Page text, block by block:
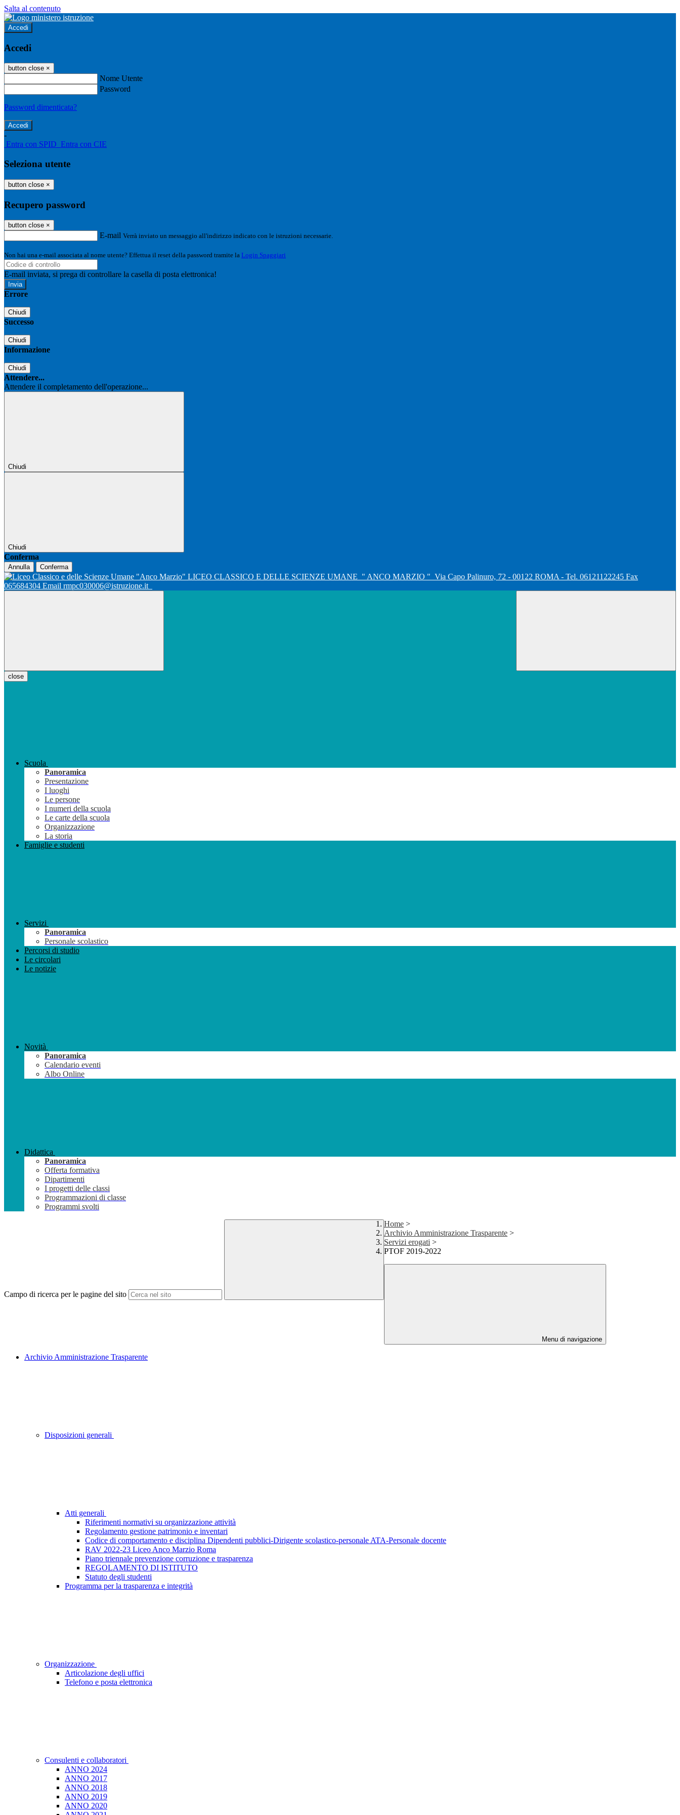
Salta al contenuto
Accedi
Accedi
button close ×
Nome Utente
Password
Password dimenticata?
-
Entra con SPID Entra con CIE
Seleziona utente
button close ×
Recupero password
button close ×
E-mail Verrà inviato un messaggio all'indirizzo indicato con le istruzioni necessarie.
Non hai una e-mail associata al nome utente? Effettua il reset della password tramite la Login Spaggiari
E-mail inviata, si prega di controllare la casella di posta elettronica!
Errore
Chiudi
Successo
Chiudi
Informazione
Chiudi
Attendere...
Attendere il completamento dell'operazione...
Chiudi
Chiudi
Conferma
Annulla Conferma
LICEO CLASSICO E DELLE SCIENZE UMANE " ANCO MARZIO " Via Capo Palinuro, 72 - 00122 ROMA - Tel. 06121122245 Fax
065684304 Email rmpc030006@istruzione.it
close
Scuola
Panoramica
Presentazione
I luoghi
Le persone
I numeri della scuola
Le carte della scuola
Organizzazione
La storia
Famiglie e studenti
Servizi
Panoramica
Personale scolastico
Percorsi di studio
Le circolari
Le notizie
Novità
Panoramica
Calendario eventi
Albo Online
Didattica
Panoramica
Offerta formativa
Dipartimenti
I progetti delle classi
Programmazioni di classe
Programmi svolti
Campo di ricerca per le pagine del sito
Home >
Archivio Amministrazione Trasparente >
Servizi erogati >
PTOF 2019-2022
Menu di navigazione
Archivio Amministrazione Trasparente
Disposizioni generali
Atti generali
Riferimenti normativi su organizzazione attività
Regolamento gestione patrimonio e inventari
Codice di comportamento e disciplina Dipendenti pubblici-Dirigente scolastico-personale ATA-Personale docente
RAV 2022-23 Liceo Anco Marzio Roma
Piano triennale prevenzione corruzione e trasparenza
REGOLAMENTO DI ISTITUTO
Statuto degli studenti
Programma per la trasparenza e integrità
Organizzazione
Articolazione degli uffici
Telefono e posta elettronica
Consulenti e collaboratori
ANNO 2024
ANNO 2017
ANNO 2018
ANNO 2019
ANNO 2020